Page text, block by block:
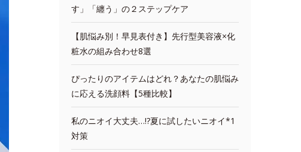
す」「纏う」の２ステップケア
【肌悩み別！早見表付き】先行型美容液×化
粧水の組み合わせ8選
ぴったりのアイテムはどれ？あなたの肌悩み
に応える洗顔料【5種比較】
私のニオイ大丈夫…!?夏に試したいニオイ*1
対策